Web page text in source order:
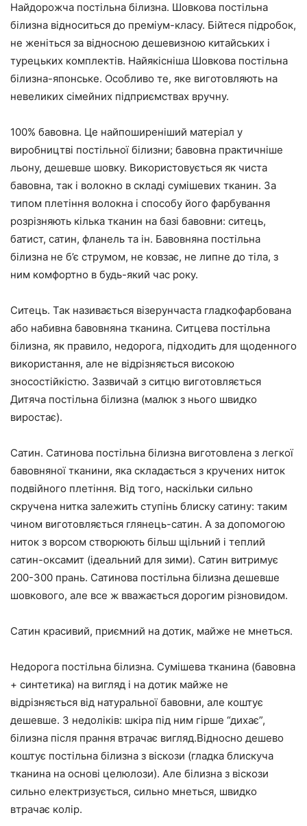
Найдорожча постільна білизна. Шовкова постільна
білизна відноситься до преміум-класу. Бійтеся підробок,
не женіться за відносною дешевизною китайських і
турецьких комплектів. Найякісніша Шовкова постільна
білизна-японське. Особливо те, яке виготовляють на
невеликих сімейних підприємствах вручну.
100% бавовна. Це найпоширеніший матеріал у
виробництві постільної білизни; бавовна практичніше
льону, дешевше шовку. Використовується як чиста
бавовна, так і волокно в складі сумішевих тканин. За
типом плетіння волокна і способу його фарбування
розрізняють кілька тканин на базі бавовни: ситець,
батист, сатин, фланель та ін. Бавовняна постільна
білизна не б’є струмом, не ковзає, не липне до тіла, з
ним комфортно в будь-який час року.
Ситець. Так називається візерунчаста гладкофарбована
або набивна бавовняна тканина. Ситцева постільна
білизна, як правило, недорога, підходить для щоденного
використання, але не відрізняється високою
зносостійкістю. Зазвичай з ситцю виготовляється
Дитяча постільна білизна (малюк з нього швидко
виростає).
Сатин. Сатинова постільна білизна виготовлена з легкої
бавовняної тканини, яка складається з кручених ниток
подвійного плетіння. Від того, наскільки сильно
скручена нитка залежить ступінь блиску сатину: таким
чином виготовляється глянець-сатин. А за допомогою
ниток з ворсом створюють більш щільний і теплий
сатин-оксамит (ідеальний для зими). Сатин витримує
200-300 прань. Сатинова постільна білизна дешевше
шовкового, але все ж вважається дорогим різновидом.
Сатин красивий, приємний на дотик, майже не мнеться.
Недорога постільна білизна. Сумішева тканина (бавовна
+ синтетика) на вигляд і на дотик майже не
відрізняється від натуральної бавовни, але коштує
дешевше. З недоліків: шкіра під ним гірше “дихає”,
білизна після прання втрачає вигляд.Відносно дешево
коштує постільна білизна з віскози (гладка блискуча
тканина на основі целюлози). Але білизна з віскози
сильно електризується, сильно мнеться, швидко
втрачає колір.